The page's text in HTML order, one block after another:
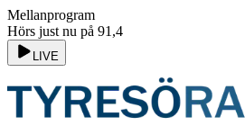
Mellanprogram
Hörs just nu på 91,4
LIVE